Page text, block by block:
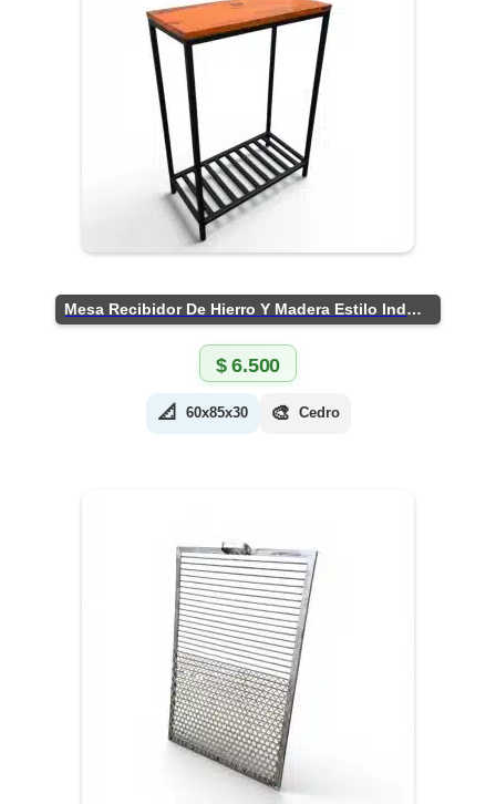
Mesa Recibidor De Hierro Y Madera Estilo Industrial
$6.500
📐 60x85x30 🎨 Cedro